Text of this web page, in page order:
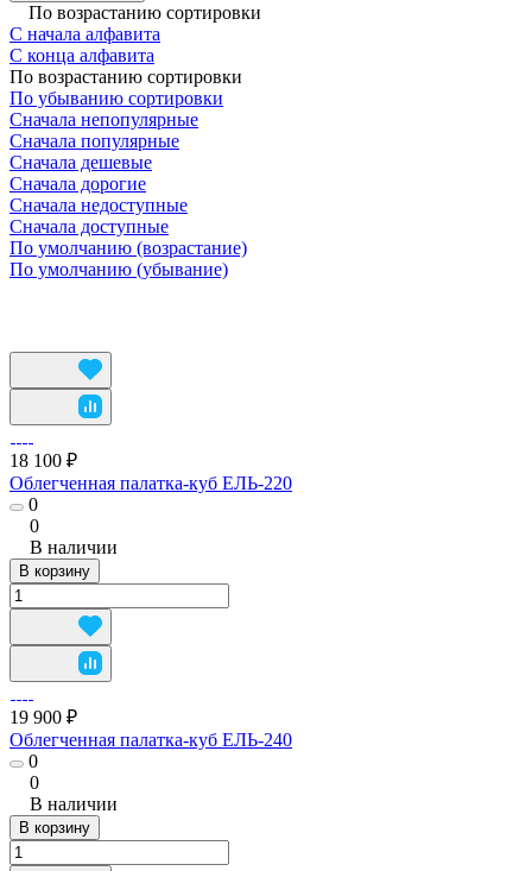
По возрастанию сортировки
С начала алфавита
С конца алфавита
По возрастанию сортировки
По убыванию сортировки
Сначала непопулярные
Сначала популярные
Сначала дешевые
Сначала дорогие
Сначала недоступные
Сначала доступные
По умолчанию (возрастание)
По умолчанию (убывание)
18 100 ₽
Облегченная палатка-куб ЕЛЬ-220
0
0
В наличии
В корзину
19 900 ₽
Облегченная палатка-куб ЕЛЬ-240
0
0
В наличии
В корзину